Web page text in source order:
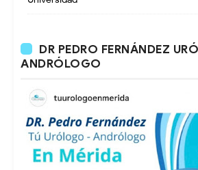
DR PEDRO FERNÁNDEZ
ANDRÓLOGO